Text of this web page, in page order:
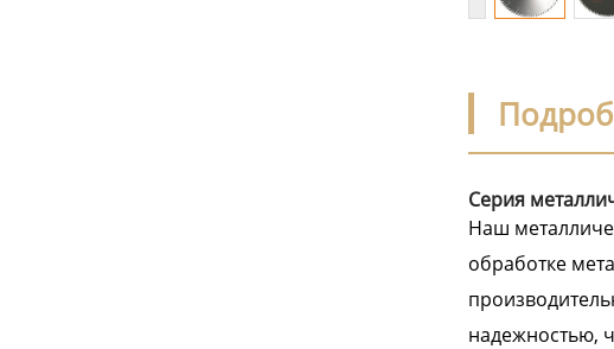
Серия
Наш
обработке
надежностью,